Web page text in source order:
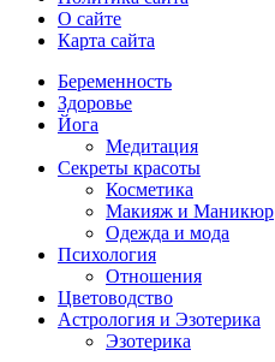
О сайте
Карта сайта
Беременность
Здоровье
Йога
Медитация
Секреты красоты
Косметика
Макияж и Маникюр
Одежда и мода
Психология
Отношения
Цветоводство
Астрология и Эзотерика
Эзотерика